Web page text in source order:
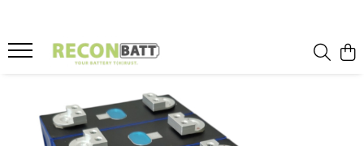
Produse
Baterie bicicleta/ trotineta electrica
Baterie sistem fotovoltaic